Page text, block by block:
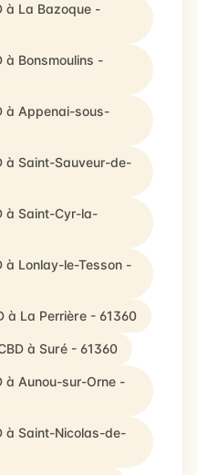
à La Bazoque -
à Bonsmoulins -
à Appenai-sous-
à Saint-Sauveur-de-
à Saint-Cyr-la-
à Lonlay-le-Tesson -
à La Perrière - 61360
à Suré - 61360
à Aunou-sur-Orne -
à Saint-Nicolas-de-